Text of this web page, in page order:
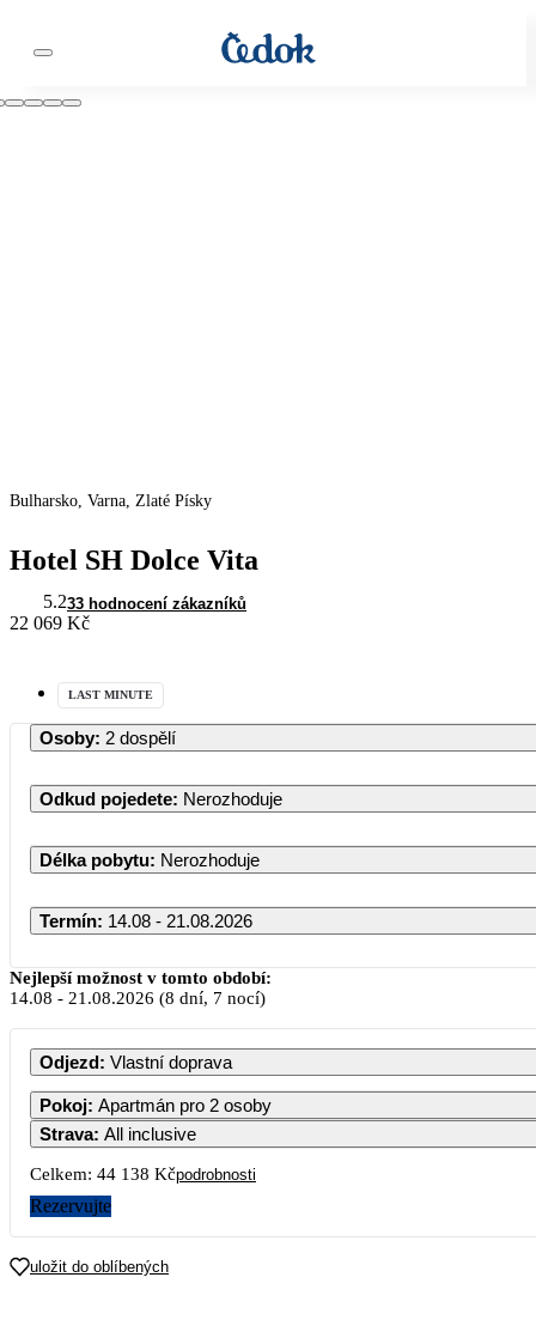
Bulharsko, Varna, Zlaté Písky
Hotel SH Dolce Vita
5.233 hodnocení zákazníků
22 069 Kč
LAST MINUTE
Osoby: 2 dospělí
Odkud pojedete: Nerozhoduje
Délka pobytu: Nerozhoduje
Termín: 14.08 - 21.08.2026
Nejlepší možnost v tomto období:
14.08 - 21.08.2026 (8 dní, 7 nocí)
Odjezd: Vlastní doprava
Pokoj: Apartmán pro 2 osoby
Strava: All inclusive
Celkem: 44 138 Kčpodrobnosti
Rezervujte
uložit do oblíbených